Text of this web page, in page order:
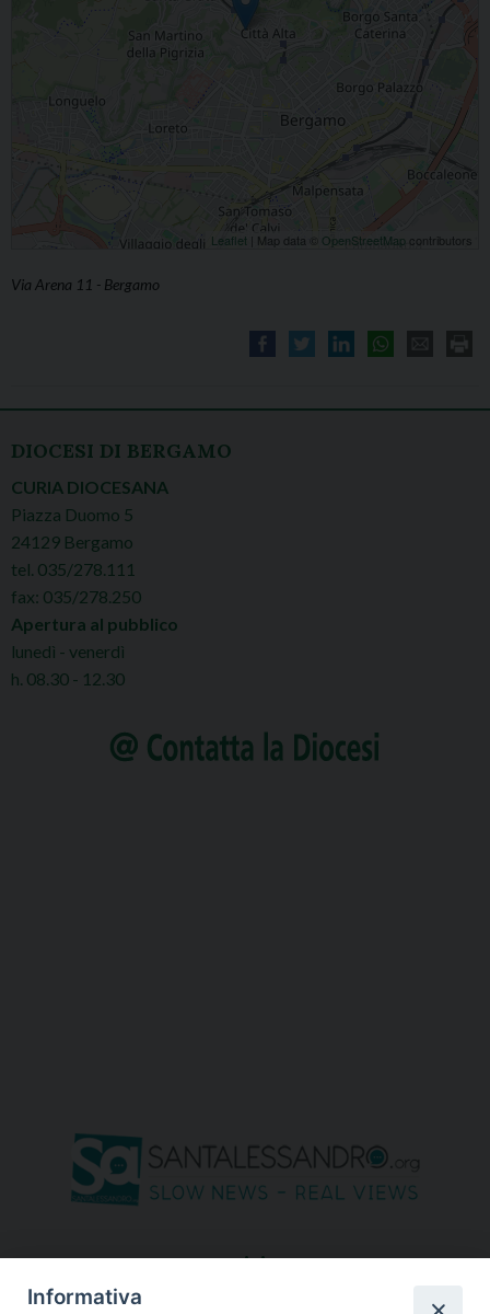
Leaflet | Map data © OpenStreetMap contributors
Via Arena 11 - Bergamo
DIOCESI DI BERGAMO
CURIA DIOCESANA
Piazza Duomo 5
24129 Bergamo
tel. 035/278.111
fax: 035/278.250
Apertura al pubblico
lunedì - venerdì
h. 08.30 - 12.30
seguici su
Informativa